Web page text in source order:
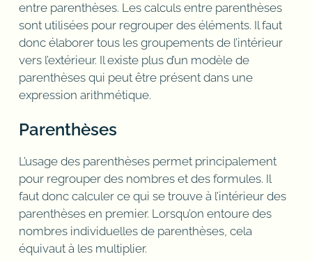
entre parenthèses. Les calculs entre parenthèses
sont utilisées pour regrouper des éléments. Il faut
donc élaborer tous les groupements de l’intérieur
vers l’extérieur. Il existe plus d’un modèle de
parenthèses qui peut être présent dans une
expression arithmétique.
Parenthèses
L’usage des parenthèses permet principalement
pour regrouper des nombres et des formules. Il
faut donc calculer ce qui se trouve à l’intérieur des
parenthèses en premier. Lorsqu’on entoure des
nombres individuelles de parenthèses, cela
équivaut à les multiplier.